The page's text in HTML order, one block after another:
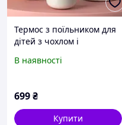
Термос з поїльником для
дітей з чохлом і
мл. Поїльник для малюка
В наявності
699₴
Купити